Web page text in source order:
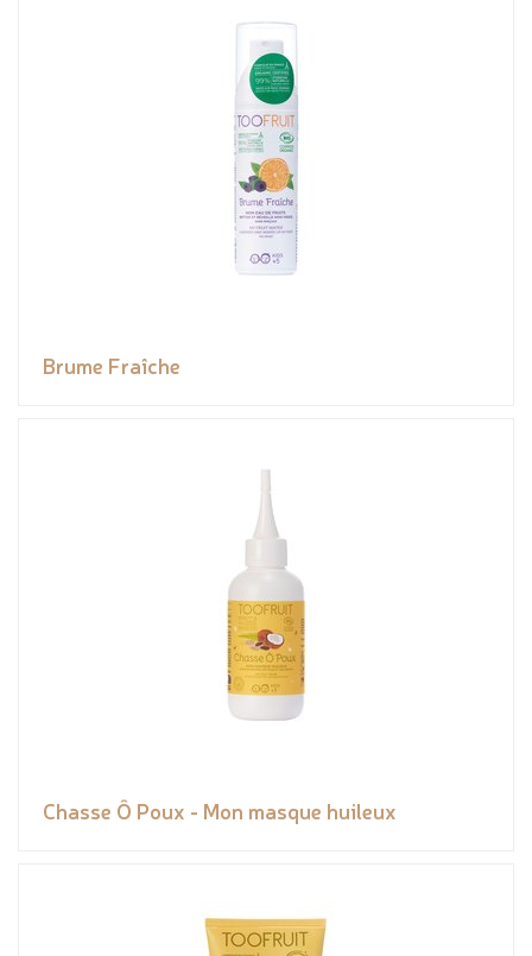
Brume Fraîche
Chasse Ô Poux - Mon masque huileux